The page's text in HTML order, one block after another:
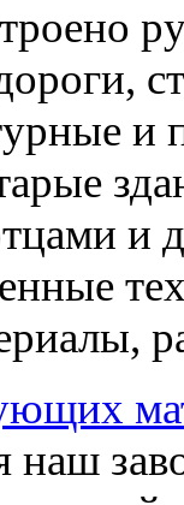
и
наш